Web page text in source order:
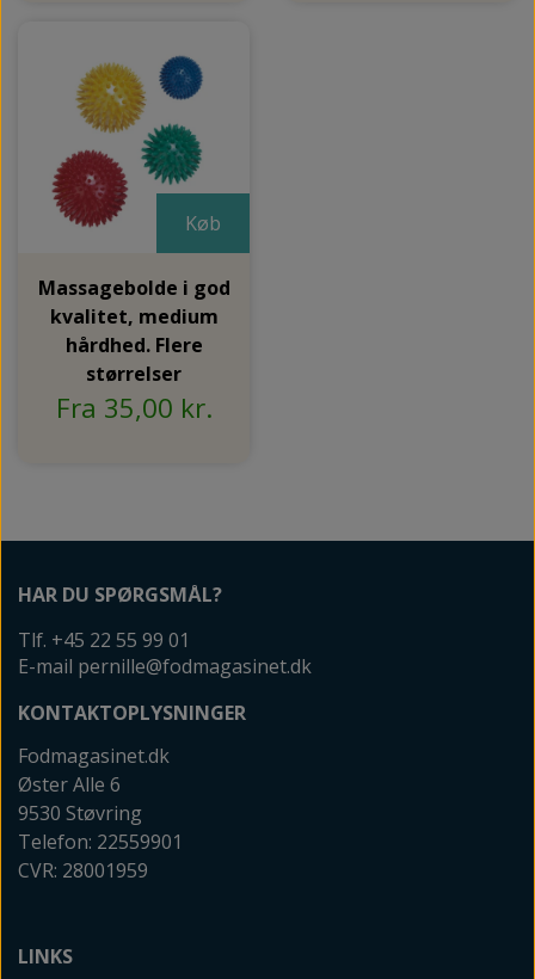
OVERLAGTE TÆER
PSORIASIS PÅ FØDDERNE
URO I BENENE/RESTLESS LEGS
VABLER
Køb
Massagebolde i god
kvalitet, medium
hårdhed. Flere
størrelser
Fra 35,00 kr.
HAR DU SPØRGSMÅL?
Tlf. +45 22 55 99 01
E-mail pernille@fodmagasinet.dk
KONTAKTOPLYSNINGER
Fodmagasinet.dk
Øster Alle 6
9530 Støvring
Telefon: 22559901
CVR: 28001959
LINKS